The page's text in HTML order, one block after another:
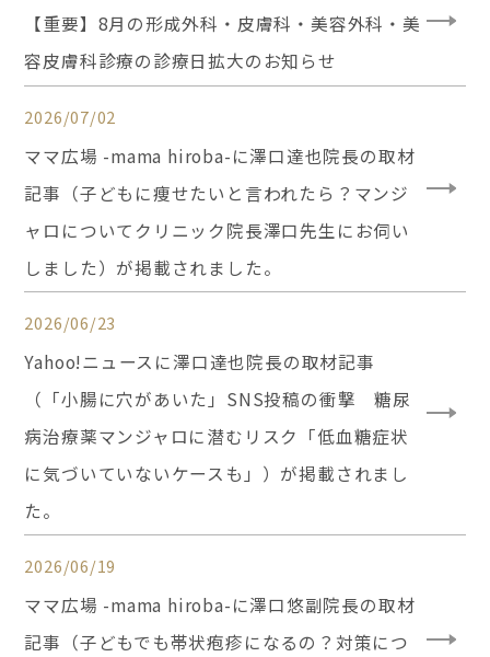
【重要】8月の形成外科・皮膚科・美容外科・美
容皮膚科診療の診療日拡大のお知らせ
2026/07/02
ママ広場 -mama hiroba-に澤口達也院長の取材
記事（子どもに痩せたいと言われたら？マンジ
ャロについてクリニック院長澤口先生にお伺い
しました）が掲載されました。
2026/06/23
Yahoo!ニュースに澤口達也院長の取材記事
（「小腸に穴があいた」SNS投稿の衝撃 糖尿
病治療薬マンジャロに潜むリスク「低血糖症状
に気づいていないケースも」）が掲載されまし
た。
2026/06/19
ママ広場 -mama hiroba-に澤口悠副院長の取材
記事（子どもでも帯状疱疹になるの？対策につ